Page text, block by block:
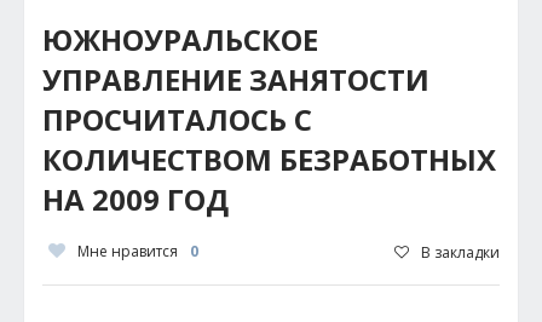
ЮЖНОУРАЛЬСКОЕ
УПРАВЛЕНИЕ ЗАНЯТОСТИ
ПРОСЧИТАЛОСЬ С
КОЛИЧЕСТВОМ БЕЗРАБОТНЫХ
НА 2009 ГОД
Мне нравится 0 В закладки